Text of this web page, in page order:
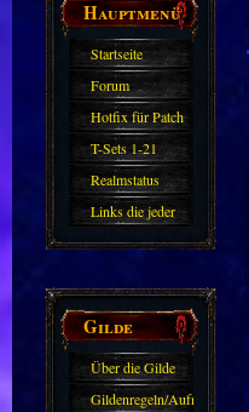
Hauptmenü
Startseite
Forum
Hotfix für Patch
11.X
T-Sets 1-21
Realmstatus
Links die jeder
kennen sollte?!
Gilde
Über die Gilde
(DAW)
Gildenregeln/Aufnahme